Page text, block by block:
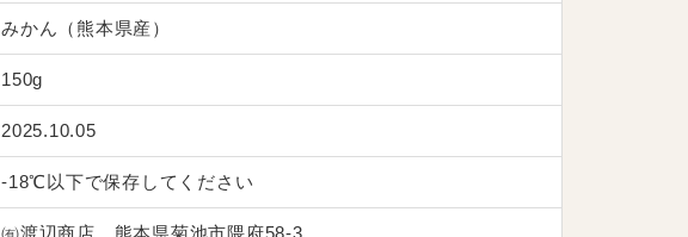
みかん（熊本県産）
150g
2025.10.05
-18℃以下で保存してください
㈲渡辺商店 熊本県菊池市隈府58-3